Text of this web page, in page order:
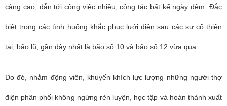
càng cao, dẫn tới công việc nhiều, công tác bất kể ngày đêm. Đắc
biệt trong các tình huống khắc phục lưới điện sau các sự cố thiên
tai, bão lũ, gần đây nhất là bão số 10 và bão số 12 vừa qua.
Do đó, nhằm động viên, khuyến khích lực lượng những người thợ
điện phân phối không ngừng rèn luyện, học tập và hoàn thành xuất